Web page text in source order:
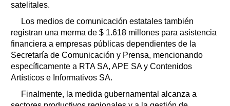
satelitales.
Los medios de comunicación estatales también
registran una merma de $ 1.618 millones para asistencia
financiera a empresas públicas dependientes de la
Secretaría de Comunicación y Prensa, mencionando
específicamente a RTA SA, APE SA y Contenidos
Artísticos e Informativos SA.
Finalmente, la medida gubernamental alcanza a